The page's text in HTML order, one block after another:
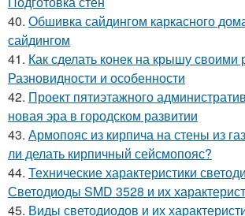
40. Обшивка сайдингом каркасного
сайдингом
41. Как сделать конек на крышу своими
Разновидности и особенности
42. Проект пятиэтажного
новая эра в городском развитии
43. Армопояс из кирпича на стены из
ли делать кирпичный сейсмопояс?
44. Технические характеристики
Светодиоды SMD 3528 и их
45. Виды светодиодов и их